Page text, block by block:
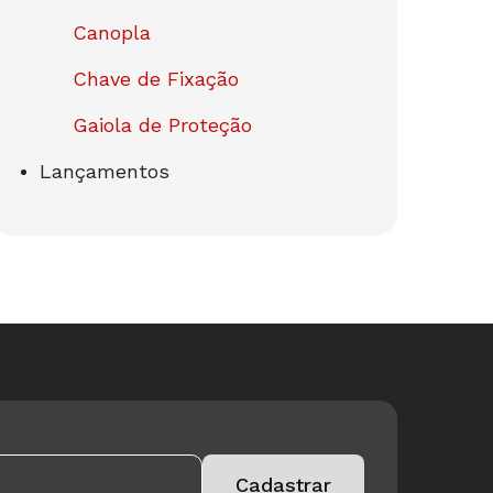
Canopla
Chave de Fixação
Gaiola de Proteção
Lançamentos
Please leave this field empty.
Cadastrar